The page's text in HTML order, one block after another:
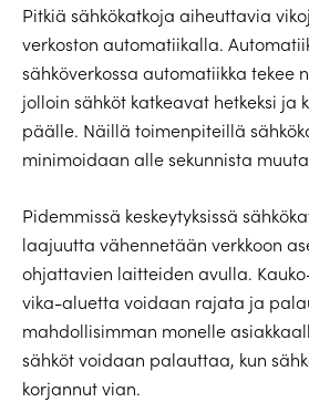
Pitkiä sähkökatkoja aiheuttavia
verkoston automatiikalla.
sähköverkossa automatiikka tekee
jolloin sähköt katkeavat hetkeksi ja
päälle. Näillä toimenpiteillä
minimoidaan alle sekunnista
Pidemmissä keskeytyksissä
laajuutta vähennetään verkkoon
ohjattavien laitteiden avulla.
vika-aluetta voidaan rajata ja
mahdollisimman monelle
sähköt voidaan palauttaa, kun
korjannut vian.